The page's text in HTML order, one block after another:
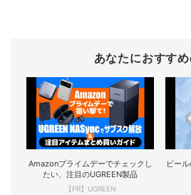
あなたにおすす
Amazonプライムデーでチェックし
たい、注目のUGREEN製品
【PR】UGREEN
ビー